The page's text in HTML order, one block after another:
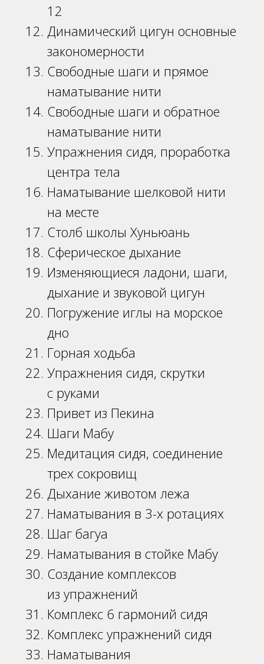
12
Динамический цигун основные
закономерности
Свободные шаги и прямое
наматывание нити
Свободные шаги и обратное
наматывание нити
Упражнения сидя, проработка
центра тела
Наматывание шелковой нити
на месте
Столб школы Хуньюань
Сферическое дыхание
Изменяющиеся ладони, шаги,
дыхание и звуковой цигун
Погружение иглы на морское
дно
Горная ходьба
Упражнения сидя, скрутки
с руками
Привет из Пекина
Шаги Мабу
Медитация сидя, соединение
трех сокровищ
Дыхание животом лежа
Наматывания в 3-х ротациях
Шаг багуа
Наматывания в стойке Мабу
Создание комплексов
из упражнений
Комплекс 6 гармоний сидя
Комплекс упражнений сидя
Наматывания